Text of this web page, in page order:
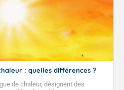
: quelles différences ?
de chaleur, désignent des